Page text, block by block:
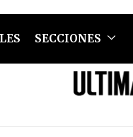
SECCIONES